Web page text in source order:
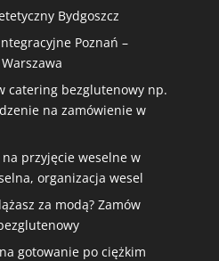
Bydgoszcz
Poznań –
catering bezglutenowy np.
na zamówienie w
przyjęcie weselne w
organizacja wesel
za modą? Zamów
gotowanie po ciężkim